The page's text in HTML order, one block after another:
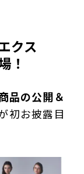
クス
！
品の公開＆
初お披露目